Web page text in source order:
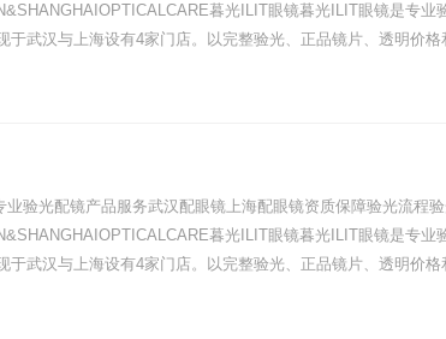
暮光ILIT眼镜暮光ILIT眼镜是专业
于武汉与上海设有4家门店。以完整验光、正品镜片、透明价格
验光配镜产品服务武汉配眼镜上海配眼镜资质保障验光流程
暮光ILIT眼镜暮光ILIT眼镜是专业
于武汉与上海设有4家门店。以完整验光、正品镜片、透明价格